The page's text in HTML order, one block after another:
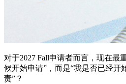
对于2027 Fall申请者而言，现在最
候开始申请”，而是“我是否已经开
责”？